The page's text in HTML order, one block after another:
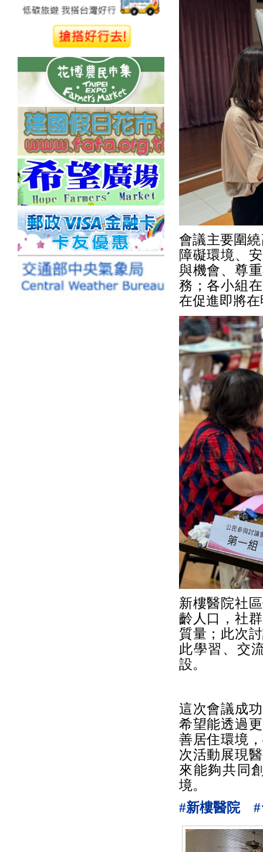
會議主要圍
障礙環境、
與機會、尊
務；各小組
在促進即將
新樓醫院社
齡人口，社
質量；此次
此學習、交
設。
這次會議成
希望能透過
善居住環境
次活動展現
來能夠共同
境。
#新樓醫院